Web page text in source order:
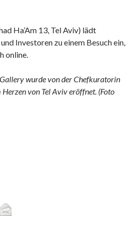
Ha’Am 13, Tel Aviv) lädt
Investoren zu einem Besuch ein,
online.
wurde von der Chefkuratorin
von Tel Aviv eröffnet. (Foto